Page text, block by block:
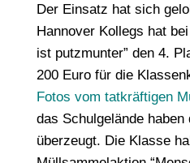
Der Einsatz hat sich
Hannover Kollegs hat
ist putzmunter” den 4.
200 Euro für die
Fotos vom tatkräftigen
das Schulgelände haben
überzeugt. Die Klasse